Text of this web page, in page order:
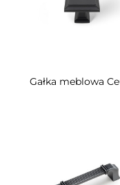
Gałka meblowa